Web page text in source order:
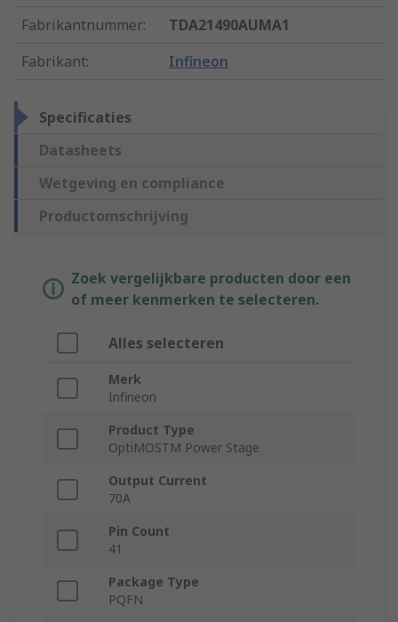
Fabrikantnummer:
TDA21490AUMA1
Fabrikant: Infineon
Specificaties
Datasheets
Wetgeving en compliance
Productomschrijving
Zoek vergelijkbare producten door een
of meer kenmerken te selecteren.
Alles selecteren
Merk
Infineon
Product Type
OptiMOSTM Power Stage
Output Current
70A
Pin Count
41
Package Type
PQFN